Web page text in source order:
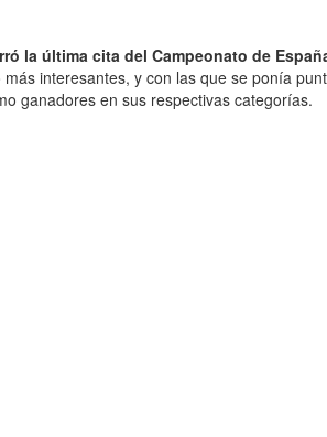
la última cita del Campeonato de
interesantes, y con las que se ponía
ganadores en sus respectivas categorías.